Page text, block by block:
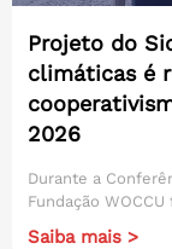
Projeto do
climáticas é
2026
Durante a
Fundação
Saiba mais >